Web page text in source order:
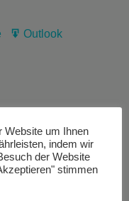
Export
Outlook
Website um Ihnen
indem wir
der Website
stimmen